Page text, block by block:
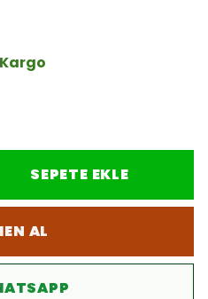
SEPETE EKLE
AL